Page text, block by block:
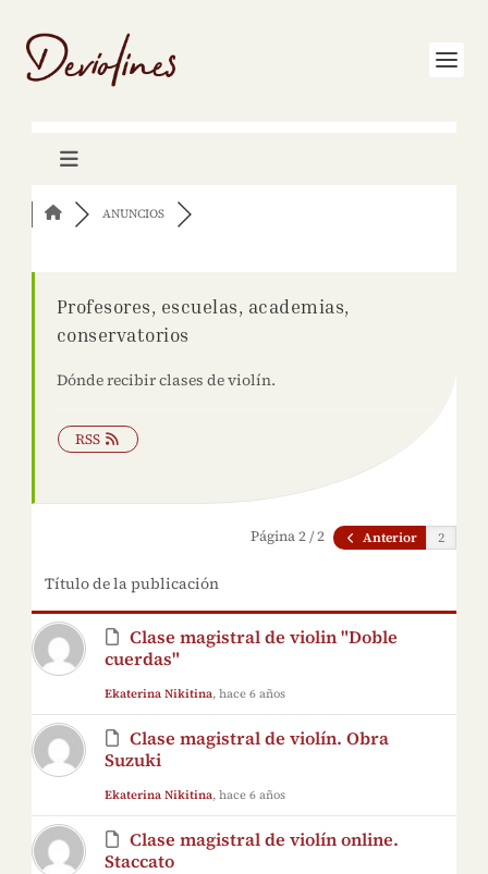
ANUNCIOS
Profesores, escuelas, academias,
conservatorios
Dónde recibir clases de violín.
RSS
Página 2 / 2 Anterior
Título de la publicación
Clase magistral de violin "Doble
cuerdas"
Ekaterina Nikitina, hace 6 años
Clase magistral de violín. Obra
Suzuki
Ekaterina Nikitina, hace 6 años
Clase magistral de violín online.
Staccato